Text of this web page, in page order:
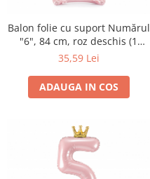
Balon folie cu suport Numărul
"6", 84 cm, roz deschis (1
pachet / 1 buc.)
35,59 Lei
ADAUGA IN COS